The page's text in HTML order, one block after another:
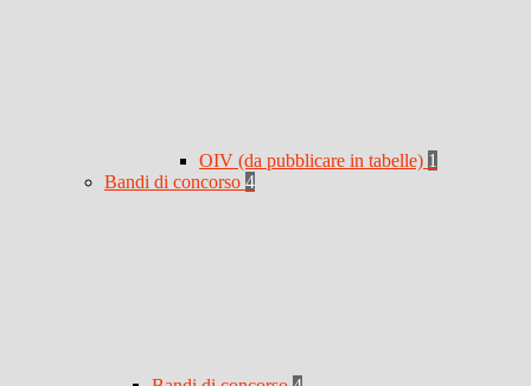
OIV (da pubblicare in tabelle) 1
Bandi di concorso 4